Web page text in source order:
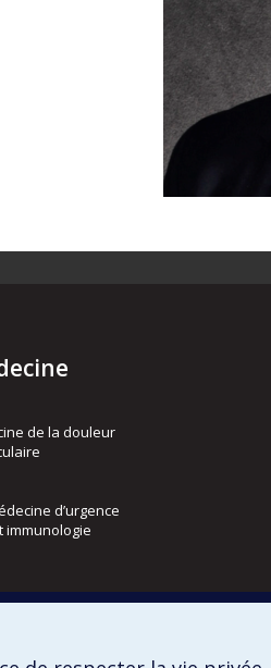
de la douleur
d’urgence
immunologie